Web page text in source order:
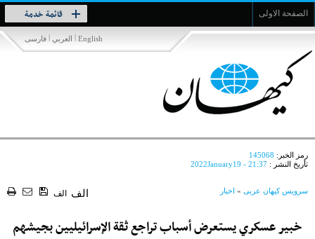
الصفحة الاولى قائمة خدمة
Toggle
navigation
فارسی | العربي | English
رمز الخبر: 145068
تأريخ النشر : 2022January19 - 21:37
سرویس کیهان عربی » اخبار الف الف
خبير عسكري يستعرض أسباب تراجع ثقة الإسرائيليين بجيشهم